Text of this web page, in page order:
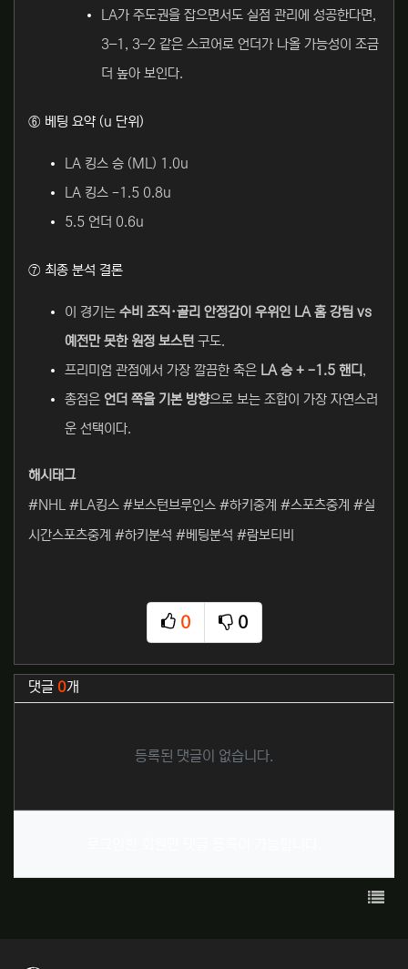
LA가 주도권을 잡으면서도 실점 관리에 성공한다면,
3–1, 3–2 같은 스코어로 언더가 나올 가능성이 조금
더 높아 보인다.
⑥ 베팅 요약 (u 단위)
LA 킹스 승 (ML) 1.0u
LA 킹스 -1.5 0.8u
5.5 언더 0.6u
⑦ 최종 분석 결론
이 경기는 수비 조직·골리 안정감이 우위인 LA 홈 강팀 vs
예전만 못한 원정 보스턴 구도.
프리미엄 관점에서 가장 깔끔한 축은 LA 승 + -1.5 핸디,
총점은 언더 쪽을 기본 방향으로 보는 조합이 가장 자연스러
운 선택이다.
해시태그
#NHL #LA킹스 #보스턴브루인스 #하키중계 #스포츠중계 #실
시간스포츠중계 #하키분석 #베팅분석 #람보티비
0
추천
0
비추천
관련자료
댓글 0개
등록된 댓글이 없습니다.
목록